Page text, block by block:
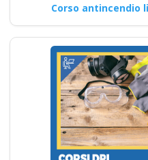
Corso antincendio